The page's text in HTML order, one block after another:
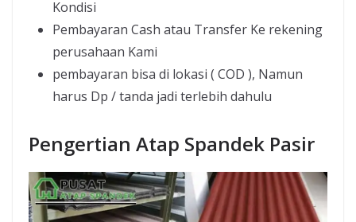
Kondisi
Pembayaran Cash atau Transfer Ke rekening
perusahaan Kami
pembayaran bisa di lokasi ( COD ), Namun
harus Dp / tanda jadi terlebih dahulu
Pengertian Atap Spandek Pasir